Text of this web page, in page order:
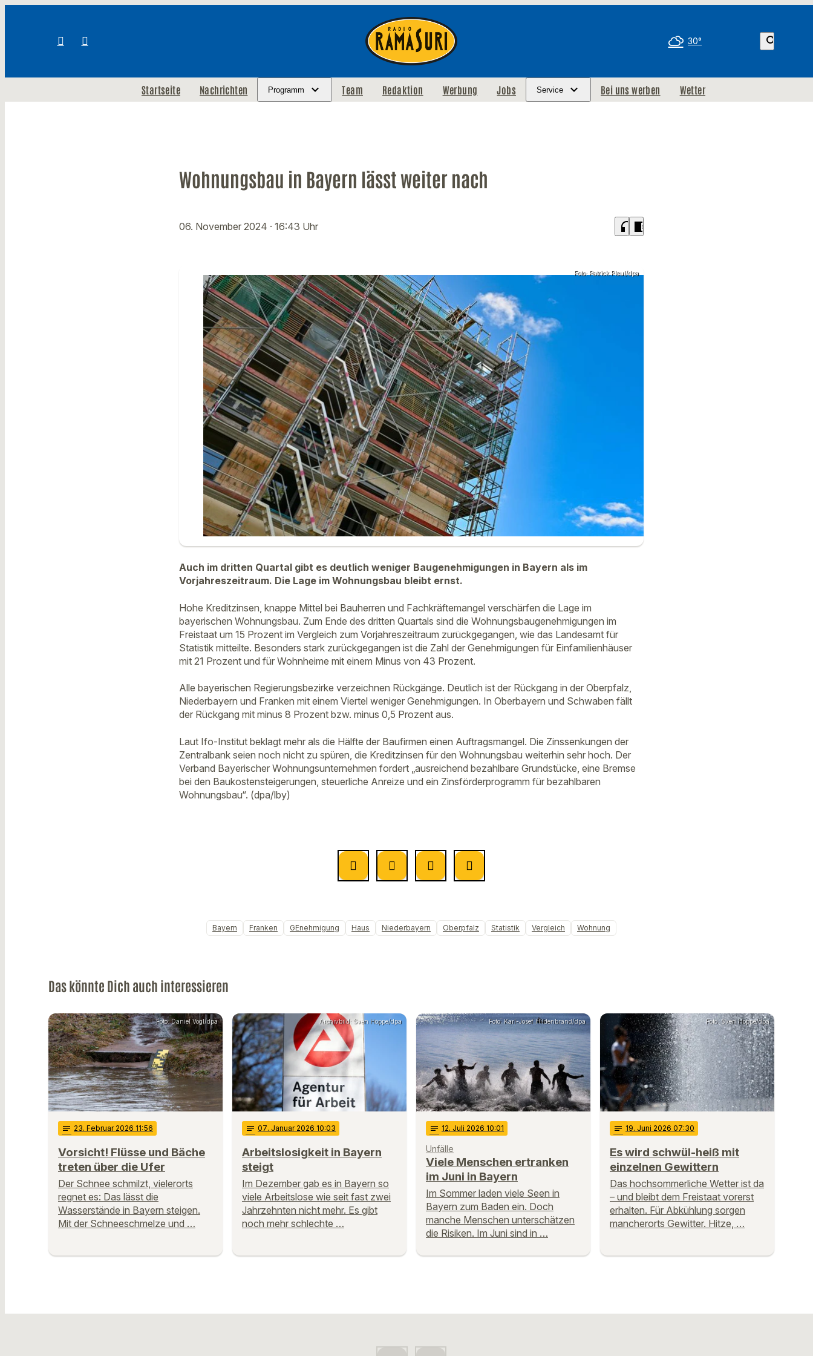
30° search
Startseite Nachrichten Programm Team Redaktion Werbung Jobs Service Bei uns werben Wetter
Wohnungsbau in Bayern lässt weiter nach
06. November 2024 · 16:43 Uhr headphones chrome_reader_mode
Foto: Patrick Pleul/dpa
Auch im dritten Quartal gibt es deutlich weniger Baugenehmigungen in Bayern als im
Vorjahreszeitraum. Die Lage im Wohnungsbau bleibt ernst.
Hohe Kreditzinsen, knappe Mittel bei Bauherren und Fachkräftemangel verschärfen die Lage im
bayerischen Wohnungsbau. Zum Ende des dritten Quartals sind die Wohnungsbaugenehmigungen im
Freistaat um 15 Prozent im Vergleich zum Vorjahreszeitraum zurückgegangen, wie das Landesamt für
Statistik mitteilte. Besonders stark zurückgegangen ist die Zahl der Genehmigungen für Einfamilienhäuser
mit 21 Prozent und für Wohnheime mit einem Minus von 43 Prozent.
Alle bayerischen Regierungsbezirke verzeichnen Rückgänge. Deutlich ist der Rückgang in der Oberpfalz,
Niederbayern und Franken mit einem Viertel weniger Genehmigungen. In Oberbayern und Schwaben fällt
der Rückgang mit minus 8 Prozent bzw. minus 0,5 Prozent aus.
Laut Ifo-Institut beklagt mehr als die Hälfte der Baufirmen einen Auftragsmangel. Die Zinssenkungen der
Zentralbank seien noch nicht zu spüren, die Kreditzinsen für den Wohnungsbau weiterhin sehr hoch. Der
Verband Bayerischer Wohnungsunternehmen fordert „ausreichend bezahlbare Grundstücke, eine Bremse
bei den Baukostensteigerungen, steuerliche Anreize und ein Zinsförderprogramm für bezahlbaren
Wohnungsbau“. (dpa/lby)
Bayern Franken GEnehmigung Haus Niederbayern Oberpfalz Statistik Vergleich Wohnung
Das könnte Dich auch interessieren
Foto: Daniel Vogl/dpa
notes 23. Februar 2026 11:56
Vorsicht! Flüsse und Bäche
treten über die Ufer
Der Schnee schmilzt, vielerorts
regnet es: Das lässt die
Wasserstände in Bayern steigen.
Mit der Schneeschmelze und …
Archivbild: Sven Hoppe/dpa
notes 07. Januar 2026 10:03
Arbeitslosigkeit in Bayern
steigt
Im Dezember gab es in Bayern so
viele Arbeitslose wie seit fast zwei
Jahrzehnten nicht mehr. Es gibt
noch mehr schlechte …
Foto: Karl-Josef Hildenbrand/dpa
notes 12. Juli 2026 10:01
Unfälle
Viele Menschen ertranken
im Juni in Bayern
Im Sommer laden viele Seen in
Bayern zum Baden ein. Doch
manche Menschen unterschätzen
die Risiken. Im Juni sind in …
Foto: Sven Hoppe/dpa
notes 19. Juni 2026 07:30
Es wird schwül-heiß mit
einzelnen Gewittern
Das hochsommerliche Wetter ist da
– und bleibt dem Freistaat vorerst
erhalten. Für Abkühlung sorgen
mancherorts Gewitter. Hitze, …